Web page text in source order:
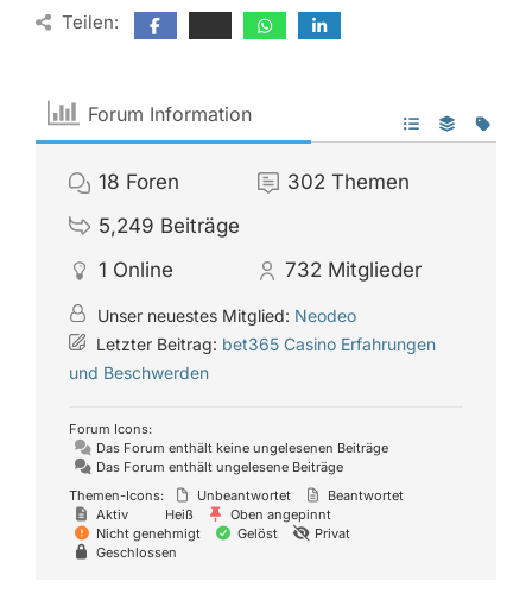
Teilen:
Forum Information
18 Foren 302 Themen
5,249 Beiträge
1 Online 732 Mitglieder
Unser neuestes Mitglied: Neodeo
Letzter Beitrag: bet365 Casino Erfahrungen
und Beschwerden
Forum Icons:
Das Forum enthält keine ungelesenen Beiträge
Das Forum enthält ungelesene Beiträge
Themen-Icons:
Unbeantwortet
Beantwortet
Aktiv
Heiß
Oben angepinnt
Nicht genehmigt
Gelöst
Privat
Geschlossen